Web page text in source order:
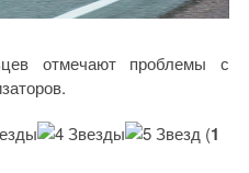
отмечают проблемы с
(1